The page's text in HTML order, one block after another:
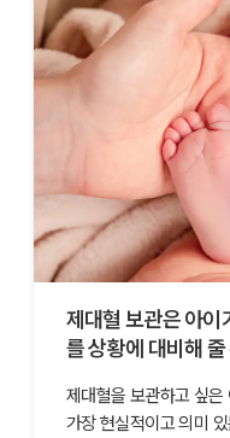
제대혈 보관은 아이
를 상황에 대비해
제대혈을 보관하고 싶
가장 현실적이고 의미